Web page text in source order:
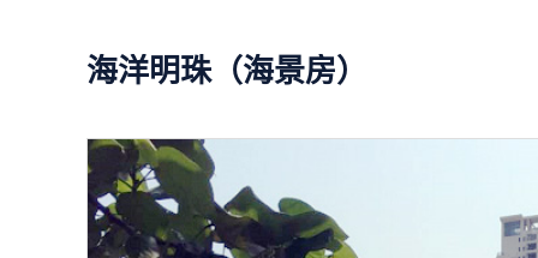
海洋明珠（海景房）